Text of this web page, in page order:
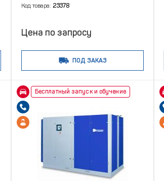
Код товара: 23378
Цена по запросу
ПОД ЗАКАЗ
Бесплатный запуск и обучение